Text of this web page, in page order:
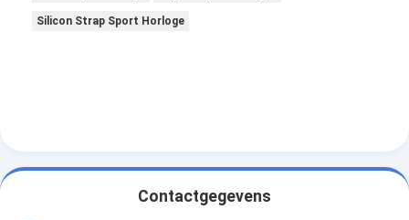
Silicon Strap Sport Horloge
Contactgegevens